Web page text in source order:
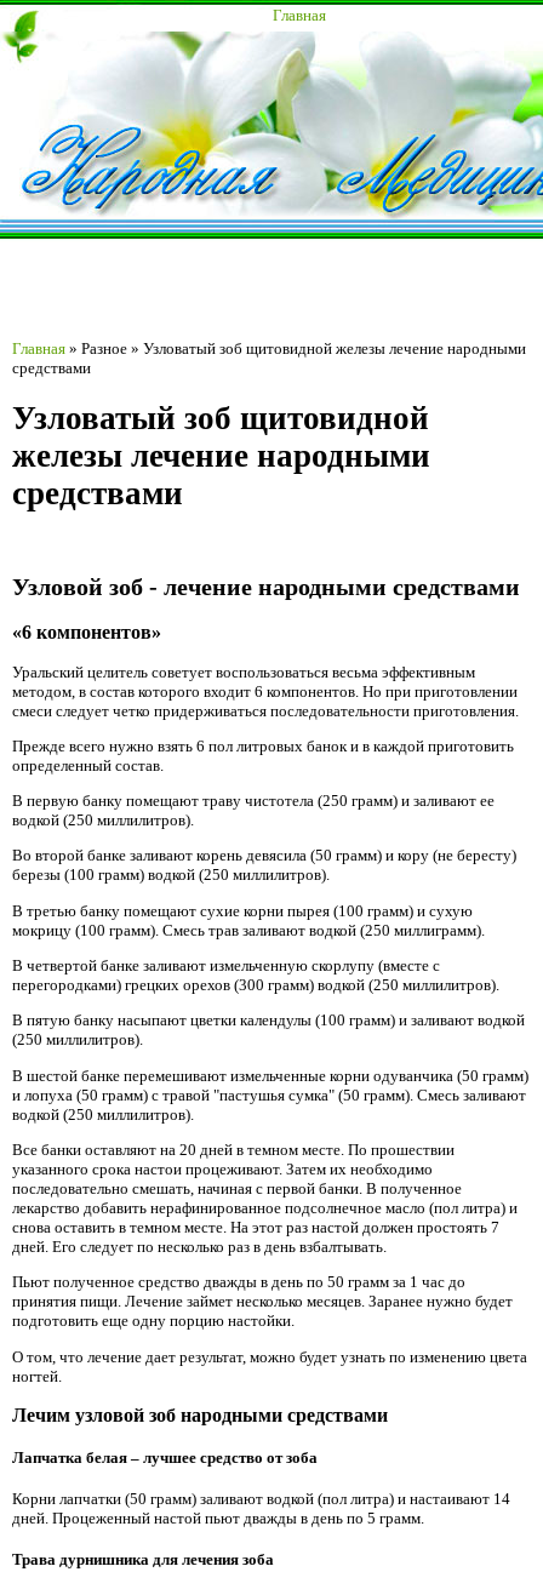
Главная
Главная » Разное » Узловатый зоб щитовидной железы лечение народными
средствами
Узловатый зоб щитовидной
железы лечение народными
средствами
Узловой зоб - лечение народными средствами
«6 компонентов»
Уральский целитель советует воспользоваться весьма эффективным
методом, в состав которого входит 6 компонентов. Но при приготовлении
смеси следует четко придерживаться последовательности приготовления.
Прежде всего нужно взять 6 пол литровых банок и в каждой приготовить
определенный состав.
В первую банку помещают траву чистотела (250 грамм) и заливают ее
водкой (250 миллилитров).
Во второй банке заливают корень девясила (50 грамм) и кору (не бересту)
березы (100 грамм) водкой (250 миллилитров).
В третью банку помещают сухие корни пырея (100 грамм) и сухую
мокрицу (100 грамм). Смесь трав заливают водкой (250 миллиграмм).
В четвертой банке заливают измельченную скорлупу (вместе с
перегородками) грецких орехов (300 грамм) водкой (250 миллилитров).
В пятую банку насыпают цветки календулы (100 грамм) и заливают водкой
(250 миллилитров).
В шестой банке перемешивают измельченные корни одуванчика (50 грамм)
и лопуха (50 грамм) с травой "пастушья сумка" (50 грамм). Смесь заливают
водкой (250 миллилитров).
Все банки оставляют на 20 дней в темном месте. По прошествии
указанного срока настои процеживают. Затем их необходимо
последовательно смешать, начиная с первой банки. В полученное
лекарство добавить нерафинированное подсолнечное масло (пол литра) и
снова оставить в темном месте. На этот раз настой должен простоять 7
дней. Его следует по несколько раз в день взбалтывать.
Пьют полученное средство дважды в день по 50 грамм за 1 час до
принятия пищи. Лечение займет несколько месяцев. Заранее нужно будет
подготовить еще одну порцию настойки.
О том, что лечение дает результат, можно будет узнать по изменению цвета
ногтей.
Лечим узловой зоб народными средствами
Лапчатка белая – лучшее средство от зоба
Корни лапчатки (50 грамм) заливают водкой (пол литра) и настаивают 14
дней. Процеженный настой пьют дважды в день по 5 грамм.
Трава дурнишника для лечения зоба